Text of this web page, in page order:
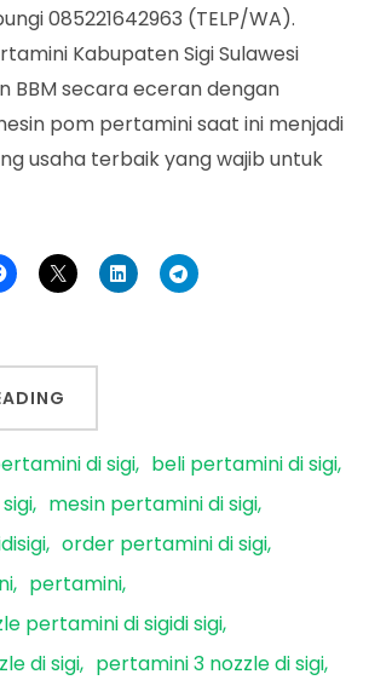
085221642963 (TELP/WA).
Kabupaten Sigi Sulawesi
BBM secara eceran dengan
pom pertamini saat ini menjadi
usaha terbaik yang wajib untuk
di sigi
beli pertamini di sigi
mesin pertamini di sigi
order pertamini di sigi
pertamini
pertamini di sigidi sigi
di sigi
pertamini 3 nozzle di sigi